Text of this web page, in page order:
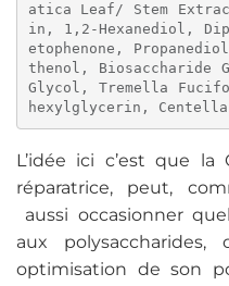
atica Leaf/ Stem
in, 1,2-Hexanediol,
etophenone,
thenol, Biosaccharide
Glycol, Tremella
hexylglycerin,
L’idée ici c’est que la
réparatrice, peut,
aussi occasionner
aux
optimisation de son